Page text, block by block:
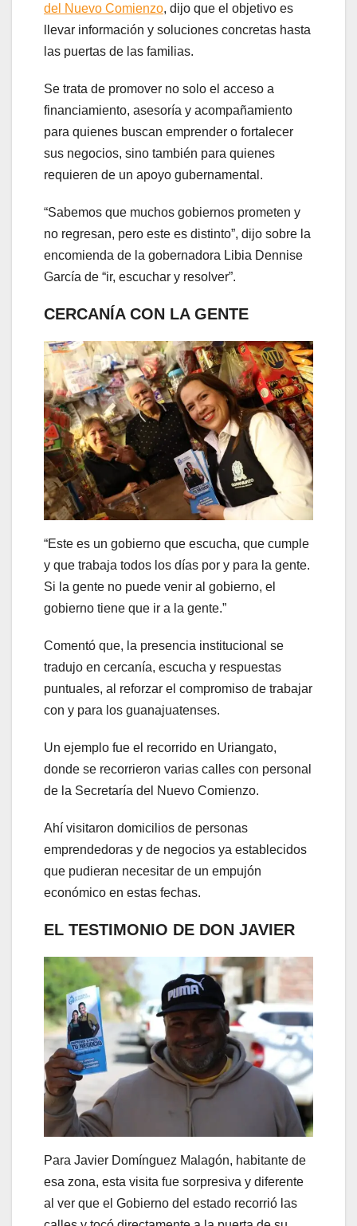
del Nuevo Comienzo, dijo que el objetivo es
llevar información y soluciones concretas hasta
las puertas de las familias.
Se trata de promover no solo el acceso a
financiamiento, asesoría y acompañamiento
para quienes buscan emprender o fortalecer
sus negocios, sino también para quienes
requieren de un apoyo gubernamental.
“Sabemos que muchos gobiernos prometen y
no regresan, pero este es distinto”, dijo sobre la
encomienda de la gobernadora Libia Dennise
García de “ir, escuchar y resolver”.
CERCANÍA CON LA GENTE
“Este es un gobierno que escucha, que cumple
y que trabaja todos los días por y para la gente.
Si la gente no puede venir al gobierno, el
gobierno tiene que ir a la gente.”
Comentó que, la presencia institucional se
tradujo en cercanía, escucha y respuestas
puntuales, al reforzar el compromiso de trabajar
con y para los guanajuatenses.
Un ejemplo fue el recorrido en Uriangato,
donde se recorrieron varias calles con personal
de la Secretaría del Nuevo Comienzo.
Ahí visitaron domicilios de personas
emprendedoras y de negocios ya establecidos
que pudieran necesitar de un empujón
económico en estas fechas.
EL TESTIMONIO DE DON JAVIER
Para Javier Domínguez Malagón, habitante de
esa zona, esta visita fue sorpresiva y diferente
al ver que el Gobierno del estado recorrió las